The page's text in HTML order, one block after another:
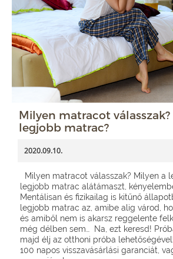
Milyen matracot
legjobb matrac?
2020.09.10.
Milyen matracot válasszak? Milyen a
legjobb matrac alátámaszt,
Mentálisan és fizikailag is kitűnő
legjobb matrac az, amibe alig várod,
és amiből nem is akarsz reggelente
még délben sem… Na, ezt keresd!
majd élj az otthoni próba
100 napos visszavásárlási garanciát,